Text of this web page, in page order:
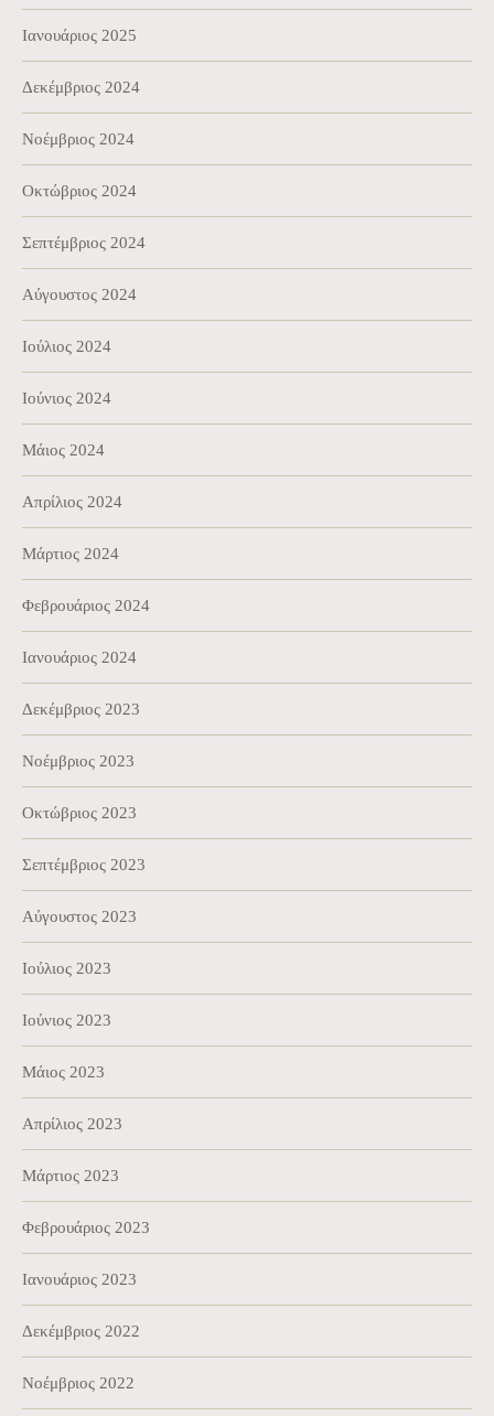
Ιανουάριος 2025
Δεκέμβριος 2024
Νοέμβριος 2024
Οκτώβριος 2024
Σεπτέμβριος 2024
Αύγουστος 2024
Ιούλιος 2024
Ιούνιος 2024
Μάιος 2024
Απρίλιος 2024
Μάρτιος 2024
Φεβρουάριος 2024
Ιανουάριος 2024
Δεκέμβριος 2023
Νοέμβριος 2023
Οκτώβριος 2023
Σεπτέμβριος 2023
Αύγουστος 2023
Ιούλιος 2023
Ιούνιος 2023
Μάιος 2023
Απρίλιος 2023
Μάρτιος 2023
Φεβρουάριος 2023
Ιανουάριος 2023
Δεκέμβριος 2022
Νοέμβριος 2022